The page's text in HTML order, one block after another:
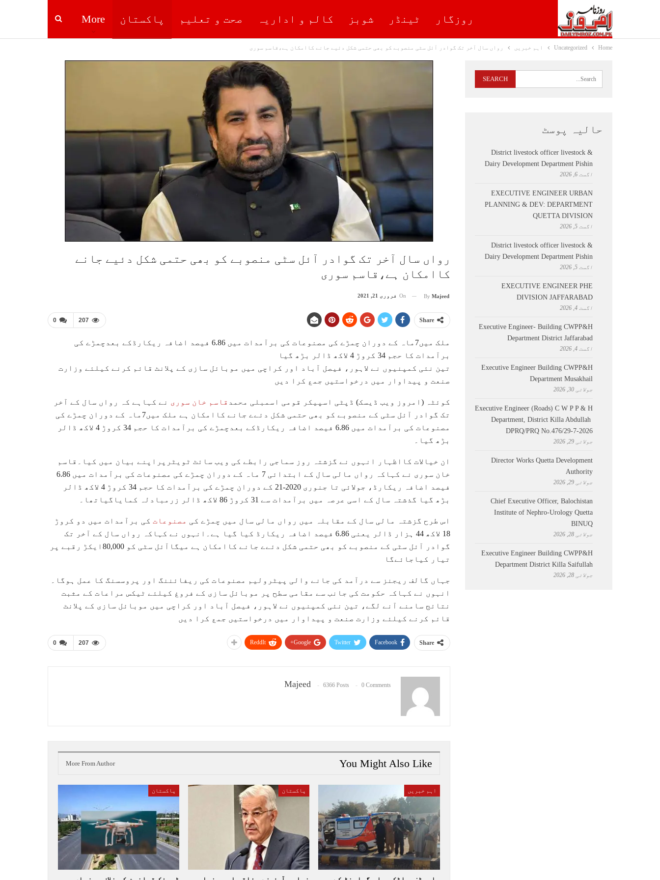
روزگار ٹینڈر شوبز کالم و اداریہ صحت و تعلیم پاکستان More
Home
Uncategorized اہم خبریں رواں سال آخر تک گوادر آئل سٹی منصوبے کو بھی حتمی شکل دئیے جانے کاامکان ہے،قاسم سوری
رواں سال آخر تک گوادر آئل سٹی منصوبے کو بھی حتمی شکل دئیے جانے
کاامکان ہے،قاسم سوری
By Majeed
On فروری 21, 2021
0 207 Share
ملک میں7ماہ کے دوران چمڑے کی مصنوعات کی برآمدات میں 6.86 فیصد اضافہ ریکارڈکے بعدچمڑے کی
برآمدات کا حجم 34 کروڑ 4 لاکھ ڈالر بڑھ گیا
تین نئی کمپنیوں نے لاہور، فیصل آباد اور کراچی میں موبائل سازی کے پلانٹ قائم کرنے کیلئے وزارت
صنعت و پیداوار میں درخواستیں جمع کرا دیں
کوئٹہ (امروز ویب ڈیسک) ڈپٹی اسپیکر قومی اسمبلی محمد قاسم خان سوری نے کہاہے کہ رواں سال کے آخر
تک گوادر آئل سٹی کے منصوبے کو بھی حتمی شکل دئےے جانے کاامکان ہے ملک میں7ماہ کے دوران چمڑے کی
مصنوعات کی برآمدات میں 6.86 فیصد اضافہ ریکارڈکے بعدچمڑے کی برآمدات کا حجم 34 کروڑ 4 لاکھ ڈالر
بڑھ گیا۔
ان خیالات کااظہار انہوں نے گزشتہ روز سماجی رابطے کی ویب سائٹ ٹویٹرپراپنے بیان میں کیا۔قاسم
خان سوری نے کہاکہ رواں مالی سال کے ابتدائی 7 ماہ کے دوران چمڑے کی مصنوعات کی برآمدات میں 6.86
فیصد اضافہ ریکارڈ، جولائی تا جنوری 2020-21 کے دوران چمڑے کی برآمدات کا حجم 34 کروڑ 4 لاکھ ڈالر
بڑھ گیا گذشتہ سال کے اسی عرصہ میں برآمدات سے 31 کروڑ 86 لاکھ ڈالر زرمبادلہ کمایاگیاتھا۔
اس طرح گزشتہ مالی سال کے مقابلہ میں رواں مالی سال میں چمڑے کی مصنوعات کی برآمدات میں دو کروڑ
18 لاکھ 44 ہزار ڈالر یعنی 6.86 فیصد اضافہ ریکارڈ کیا گیا ہے۔انہوں نے کہاکہ رواں سال کے آخر تک
گوادر آئل سٹی کے منصوبے کو بھی حتمی شکل دئےے جانے کاامکان ہے میگاآئل سٹی کو 80,000ایکڑ رقبے پر
تیار کیاجائےگا
جہاں گالف ریجنز سے درآمد کی جانے والی پیٹرولیم مصنوعات کی ریفائننگ اور پروسسنگ کا عمل ہوگا۔
انہوں نے کہاکہ حکومت کی جانب سے مقامی سطح پر موبائل سازی کے فروغ کیلئے ٹیکس مراعات کے مثبت
نتائج سامنے آنے لگے، تین نئی کمپنیوں نے لاہور، فیصل آباد اور کراچی میں موبائل سازی کے پلانٹ
قائم کرنے کیلئے وزارت صنعت و پیداوار میں درخواستیں جمع کرا دیں
0 207 Share
Facebook
Twitter
Google+
ReddIt
Majeed 6366 Posts 0 Comments
You Might Also Like
More From Author
اہم خبریں پاکستان پاکستان
حالیہ پوسٹ
District livestock officer livestock &
Dairy Development Department Pishin
اگست 6, 2026
EXECUTIVE ENGINEER URBAN
PLANNING & DEV: DEPARTMENT
QUETTA DIVISION
اگست 5, 2026
District livestock officer livestock &
Dairy Development Department Pishin
اگست 5, 2026
EXECUTIVE ENGINEER PHE
DIVISION JAFFARABAD
اگست 4, 2026
Executive Engineer- Building CWPP&H
Department District Jaffarabad
اگست 4, 2026
Executive Engineer Building CWPP&H
Department Musakhail
جولائی 30, 2026
Executive Engineer (Roads) C W P P & H
Department, District Killa Abdullah ​
DPRQ/PRQ No.476/29-7-2026
جولائی 29, 2026
Director Works Quetta Development
Authority
جولائی 29, 2026
Chief Executive Officer, Balochistan
Institute of Nephro-Urology Quetta
BINUQ
جولائی 28, 2026
Executive Engineer Building CWPP&H
Department District Killa Saifullah
جولائی 28, 2026